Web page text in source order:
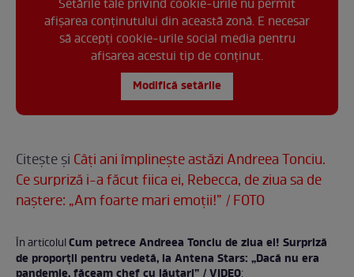
Setările tale privind cookie-urile nu permit
afișarea conținutului din această zonă. E necesar
să accepți cookie-urile social media pentru
afisarea acestui tip de conținut.
Modifică setările
Citește și Câți ani împlinește astăzi Andreea Tonciu.
Ce surpriză i-a făcut fiica ei, Rebecca, de ziua sa de
naștere: „Am foarte mari emoții!” / FOTO
În articolulCum petrece Andreea Tonciu de ziua ei! Surpriză
de proporții pentru vedetă, la Antena Stars: „Dacă nu era